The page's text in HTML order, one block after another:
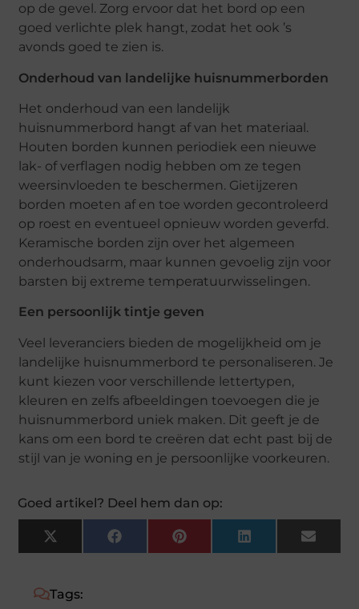
op de gevel. Zorg ervoor dat het bord op een
goed verlichte plek hangt, zodat het ook ’s
avonds goed te zien is.
Onderhoud van landelijke huisnummerborden
Het onderhoud van een landelijk
huisnummerbord hangt af van het materiaal.
Houten borden kunnen periodiek een nieuwe
lak- of verflagen nodig hebben om ze tegen
weersinvloeden te beschermen. Gietijzeren
borden moeten af en toe worden gecontroleerd
op roest en eventueel opnieuw worden geverfd.
Keramische borden zijn over het algemeen
onderhoudsarm, maar kunnen gevoelig zijn voor
barsten bij extreme temperatuurwisselingen.
Een persoonlijk tintje geven
Veel leveranciers bieden de mogelijkheid om je
landelijke huisnummerbord te personaliseren. Je
kunt kiezen voor verschillende lettertypen,
kleuren en zelfs afbeeldingen toevoegen die je
huisnummerbord uniek maken. Dit geeft je de
kans om een bord te creëren dat echt past bij de
stijl van je woning en je persoonlijke voorkeuren.
Goed artikel? Deel hem dan op:
X
(Twitter)
FacebookPinterestLinkedIn Email
Tags: